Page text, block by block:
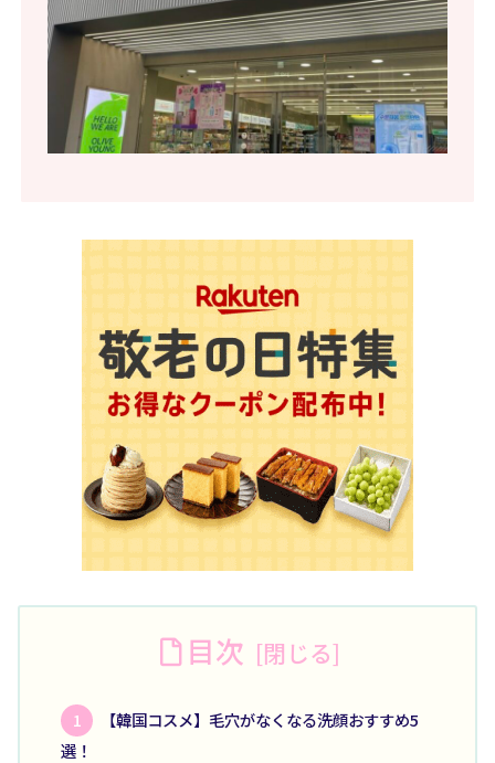
目次
【韓国コスメ】毛穴がなくなる洗顔おすすめ5
選！